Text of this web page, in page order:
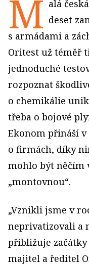
M alá
deset
s armádami a
Oritest už téměř
jednoduché
rozpoznat
o chemikálie
třeba o bojové
Ekonom přináší
o firmách, díky
mohlo být něčím
„montovnou“.
„Vznikli jsme v
neprivatizovali a
přibližuje
majitel a ředitel